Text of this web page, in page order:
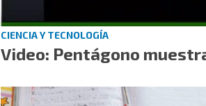
CIENCIA Y TECNOLOGÍA
Video: Pentágono